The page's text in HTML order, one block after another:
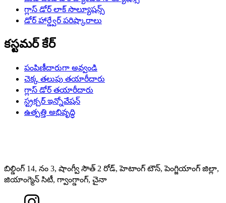
గ్లాస్ డోర్ లాక్ సొల్యూషన్స్
డోర్ హార్డ్వేర్ పరిష్కారాలు
కస్టమర్ కేర్
పంపిణీదారుగా అవ్వండి
చెక్క తలుపు తయారీదారు
గ్లాస్ డోర్ తయారీదారు
స్ట్రక్చర్ ఇన్నోవేషన్
ఉత్పత్తి అభివృద్ధి
బిల్డింగ్ 14, నం 3, షాంగ్వీ సౌత్ 2 రోడ్, హెటాంగ్ టౌన్, పెంగ్జియాంగ్ జిల్లా,
జియాంగ్మెన్ సిటీ, గ్వాంగ్డాంగ్, చైనా